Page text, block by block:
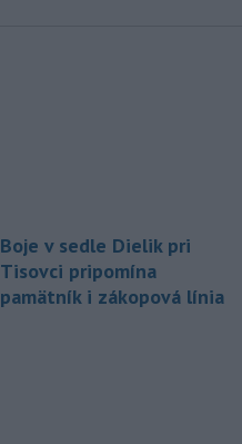
Boje v sedle Dielik pri
Tisovci pripomína
pamätník i zákopová línia